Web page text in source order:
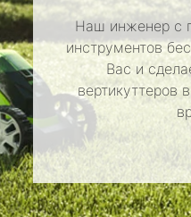
Наш инженер с
инструментов
Вас и
вертикуттеров